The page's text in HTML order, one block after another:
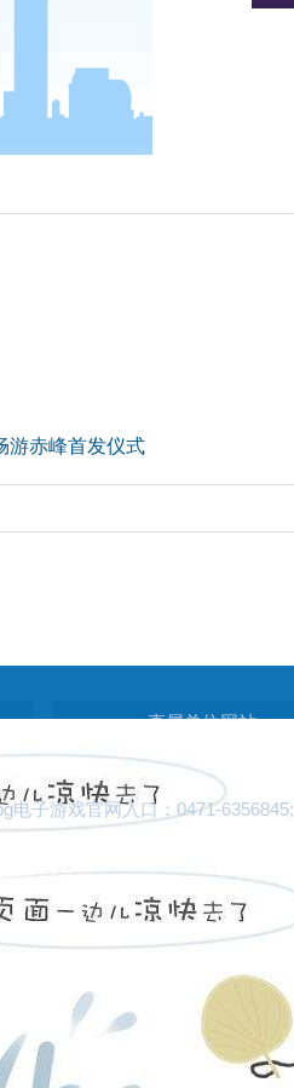
游赤峰首发仪式
直属单位网站
子游戏官网入口：0471-6356845;